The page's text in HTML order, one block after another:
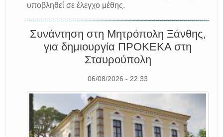
υποβληθεί σε έλεγχο μέθης.
Συνάντηση στη Μητρόπολη Ξάνθης,
για δημιουργία ΠΡΟΚΕΚΑ στη
Σταυρούπολη
06/08/2026 - 22:33